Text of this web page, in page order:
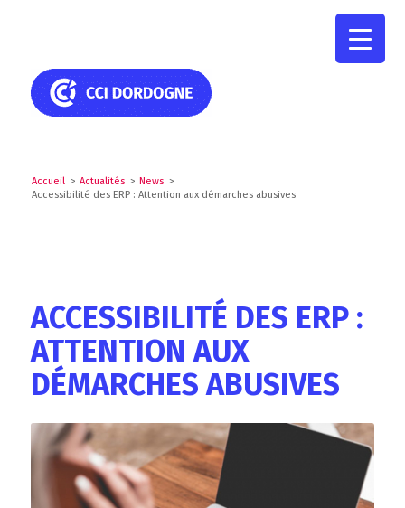
Accueil > Actualités > News >
Accessibilité des ERP : Attention aux démarches abusives
ACCESSIBILITÉ DES ERP :
ATTENTION AUX
DÉMARCHES ABUSIVES